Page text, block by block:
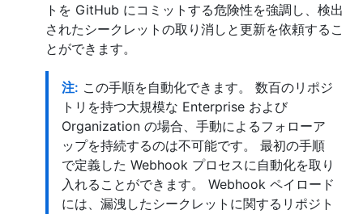
トを GitHub にコミットする危険性を強調し、検出
されたシークレットの取り消しと更新を依頼するこ
とができます。
注: この手順を自動化できます。 数百のリポジ
トリを持つ大規模な Enterprise および
Organization の場合、手動によるフォローア
ップを持続するのは不可能です。 最初の手順
で定義した Webhook プロセスに自動化を取り
入れることができます。 Webhook ペイロード
には、漏洩したシークレットに関するリポジト